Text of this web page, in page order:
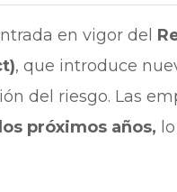
en vigor del
, que introduce
del riesgo. Las
próximos años,